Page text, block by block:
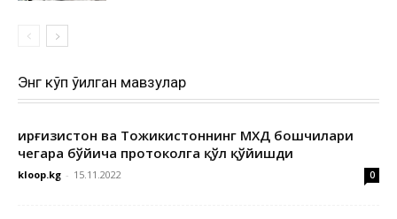
Энг кўп ўқилган мавзулар
Қирғизистон ва Тожикистоннинг МХДҚ бошчилари
чегара бўйича протоколга қўл қўйишди
kloop.kg - 15.11.2022 0